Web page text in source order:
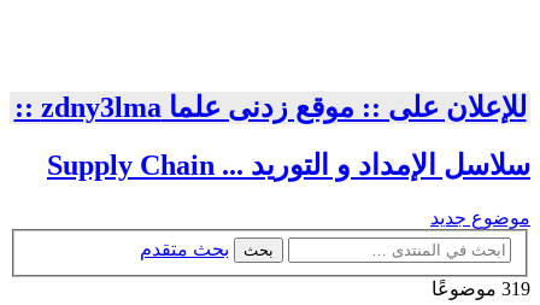
للإعلان على :: موقع زدنى علما zdny3lma ::
سلاسل الإمداد و التوريد ... Supply Chain
موضوع جديد
بحث
بحث متقدم
319 موضوعًا